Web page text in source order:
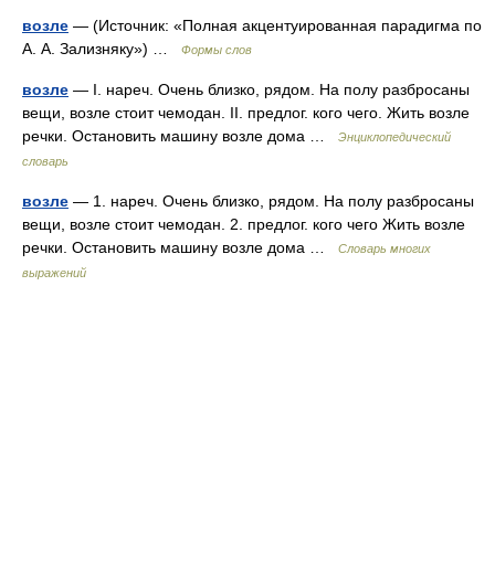
возле — (Источник: «Полная акцентуированная парадигма по
А. А. Зализняку») …
Формы слов
возле — I. нареч. Очень близко, рядом. На полу разбросаны
вещи, возле стоит чемодан. II. предлог. кого чего. Жить возле
речки. Остановить машину возле дома …
Энциклопедический
словарь
возле — 1. нареч. Очень близко, рядом. На полу разбросаны
вещи, возле стоит чемодан. 2. предлог. кого чего Жить возле
речки. Остановить машину возле дома …
Словарь многих
выражений